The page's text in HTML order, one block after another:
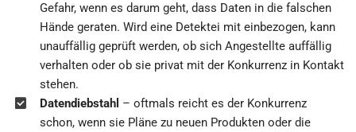
Gefahr, wenn es darum geht, dass Daten in die falschen
Hände geraten. Wird eine Detektei mit einbezogen, kann
unauffällig geprüft werden, ob sich Angestellte auffällig
verhalten oder ob sie privat mit der Konkurrenz in Kontakt
stehen.
Datendiebstahl – oftmals reicht es der Konkurrenz
schon, wenn sie Pläne zu neuen Produkten oder die